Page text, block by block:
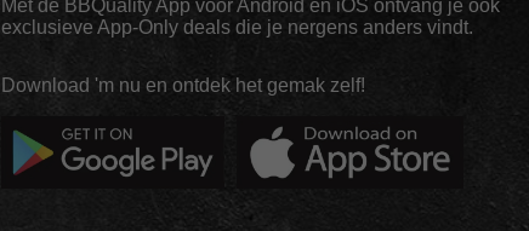
Met de BBQuality App voor Android en iOS ontvang je ook
exclusieve App-Only deals die je nergens anders vindt.
Download 'm nu en ontdek het gemak zelf!